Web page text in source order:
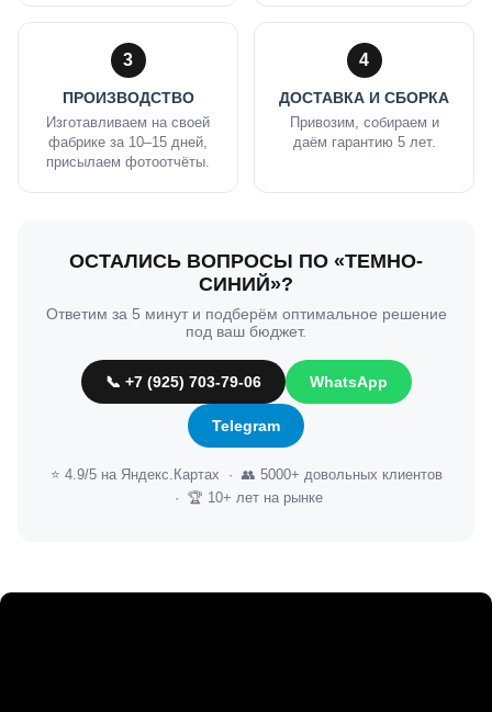
3
ПРОИЗВОДСТВО
Изготавливаем на своей
фабрике за 10–15 дней,
присылаем фотоотчёты.
4
ДОСТАВКА И СБОРКА
Привозим, собираем и
даём гарантию 5 лет.
ОСТАЛИСЬ ВОПРОСЫ ПО «ТЕМНО-
СИНИЙ»?
Ответим за 5 минут и подберём оптимальное решение
под ваш бюджет.
📞 +7 (925) 703-79-06 WhatsApp
Telegram
⭐ 4.9/5 на Яндекс.Картах · 👥 5000+ довольных клиентов
· 🏆 10+ лет на рынке